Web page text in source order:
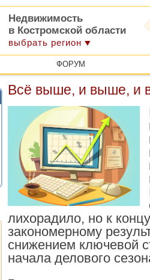
Недвижимость
в Костромской области
выбрать регион
ФОРУМ
Всё выше, и выше, и
лихорадило, но к
закономерному
снижением ключевой
начала делового